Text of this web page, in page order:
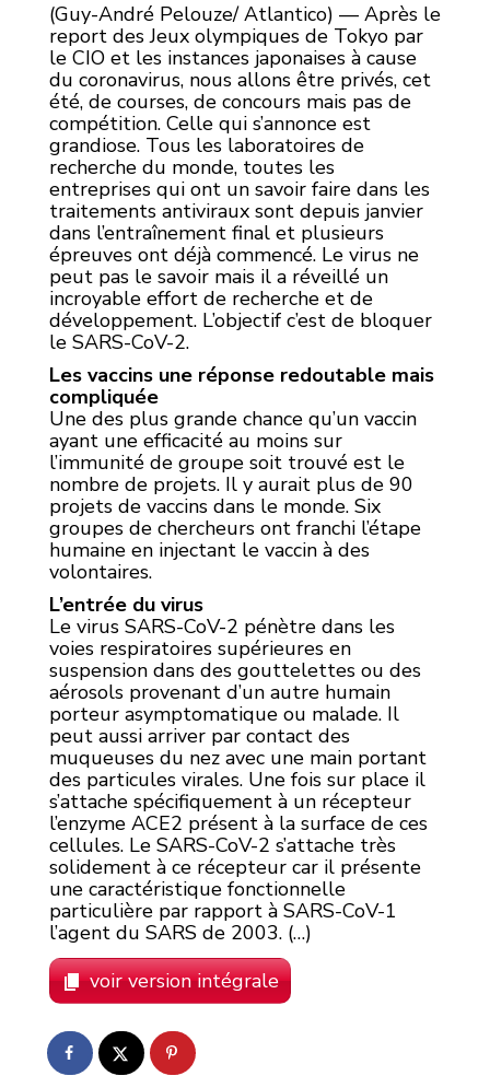
(Guy-André Pelouze/ Atlantico) — Après le
report des Jeux olympiques de Tokyo par
le CIO et les instances japonaises à cause
du coronavirus, nous allons être privés, cet
été, de courses, de concours mais pas de
compétition. Celle qui s’annonce est
grandiose. Tous les laboratoires de
recherche du monde, toutes les
entreprises qui ont un savoir faire dans les
traitements antiviraux sont depuis janvier
dans l’entraînement final et plusieurs
épreuves ont déjà commencé. Le virus ne
peut pas le savoir mais il a réveillé un
incroyable effort de recherche et de
développement. L’objectif c’est de bloquer
le SARS-CoV-2.
Les vaccins une réponse redoutable mais
compliquée
Une des plus grande chance qu’un vaccin
ayant une efficacité au moins sur
l’immunité de groupe soit trouvé est le
nombre de projets. Il y aurait plus de 90
projets de vaccins dans le monde. Six
groupes de chercheurs ont franchi l’étape
humaine en injectant le vaccin à des
volontaires.
L’entrée du virus
Le virus SARS-CoV-2 pénètre dans les
voies respiratoires supérieures en
suspension dans des gouttelettes ou des
aérosols provenant d’un autre humain
porteur asymptomatique ou malade. Il
peut aussi arriver par contact des
muqueuses du nez avec une main portant
des particules virales. Une fois sur place il
s’attache spécifiquement à un récepteur
l’enzyme ACE2 présent à la surface de ces
cellules. Le SARS-CoV-2 s’attache très
solidement à ce récepteur car il présente
une caractéristique fonctionnelle
particulière par rapport à SARS-CoV-1
l’agent du SARS de 2003. (…)
voir version intégrale